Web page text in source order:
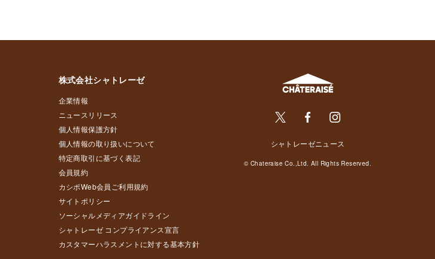
株式会社シャトレーゼ
企業情報
ニュースリリース
個人情報保護方針
個人情報の取り扱いについて
特定商取引に基づく表記
会員規約
カシポWeb会員ご利用規約
サイトポリシー
ソーシャルメディアガイドライン
シャトレーゼ コンプライアンス宣言
カスタマーハラスメントに対する基本方針
シャトレーゼニュース
© Chateraise Co.,Ltd. All Rights Reserved.